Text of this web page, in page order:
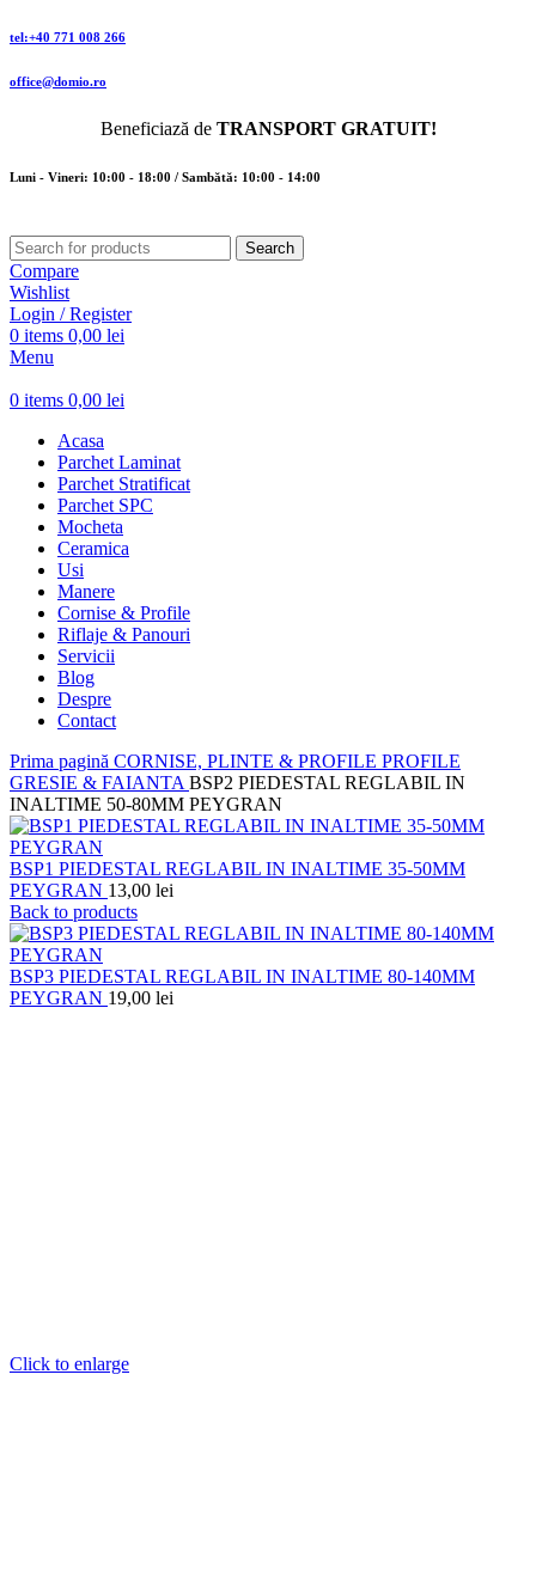
tel:+40 771 008 266
office@domio.ro
Beneficiază de TRANSPORT GRATUIT!
Luni - Vineri: 10:00 - 18:00 / Sambătă: 10:00 - 14:00
Search
Compare
Wishlist
Login / Register
0 items 0,00 lei
Menu
0 items 0,00 lei
Acasa
Parchet Laminat
Parchet Stratificat
Parchet SPC
Mocheta
Ceramica
Usi
Manere
Cornise & Profile
Riflaje & Panouri
Servicii
Blog
Despre
Contact
Prima pagină CORNISE, PLINTE & PROFILE PROFILE
GRESIE & FAIANTA BSP2 PIEDESTAL REGLABIL IN
INALTIME 50-80MM PEYGRAN
BSP1 PIEDESTAL REGLABIL IN INALTIME 35-50MM
PEYGRAN 13,00 lei
Back to products
BSP3 PIEDESTAL REGLABIL IN INALTIME 80-140MM
PEYGRAN 19,00 lei
Click to enlarge